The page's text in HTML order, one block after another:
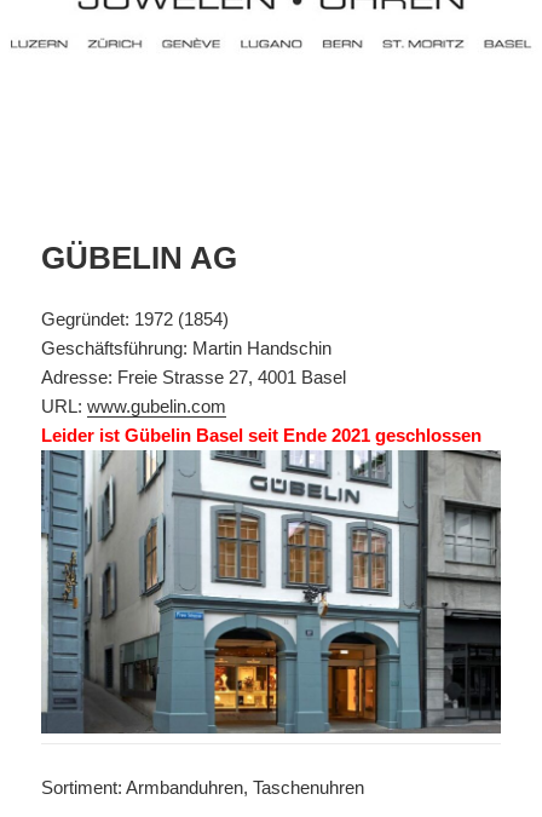
GÜBELIN AG
Gegründet: 1972 (1854)
Geschäftsführung: Martin Handschin
Adresse: Freie Strasse 27, 4001 Basel
URL:www.gubelin.com
Leider ist Gübelin Basel seit Ende 2021 geschlossen
Sortiment: Armbanduhren, Taschenuhren